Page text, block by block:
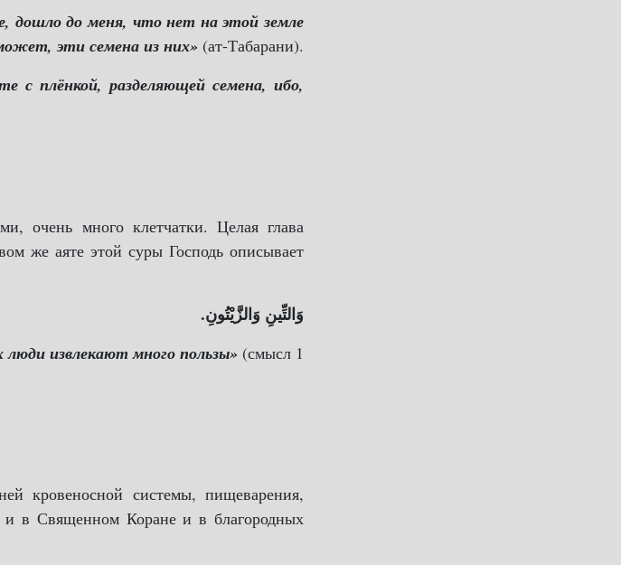
дошло до меня, что нет на этой земле
эти семена из них» (ат-Табарани).
с плёнкой, разделяющей семена, ибо,
очень много клетчатки. Целая глава
же аяте этой суры Господь описывает
وَالتِّينِ وَالزَّيْتُونِ.
извлекают много пользы» (смысл 1
кровеносной системы, пищеварения,
и в Священном Коране и в благородных